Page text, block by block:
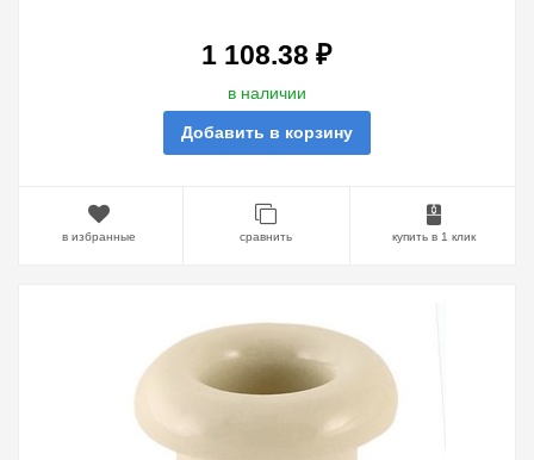
1 108.38 ₽
в наличии
Добавить в корзину
в избранные сравнить купить в 1 клик